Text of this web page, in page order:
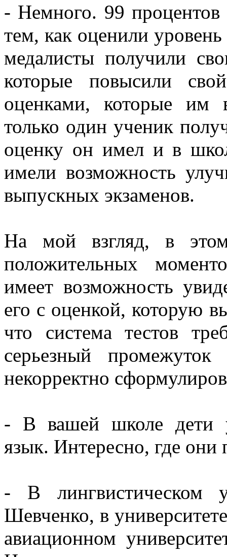
- Немного. 99 процентов
тем, как оценили
медалисты получили
которые повысили
оценками, которые им
только один ученик
оценку он имел и в
имели возможность
выпускных экзаменов.
На мой взгляд, в
положительных
имеет возможность
его с оценкой, которую
что система тестов
серьезный
некорректно
- В вашей школе дети
язык. Интересно, где
- В лингвистическом
Шевченко, в
авиационном